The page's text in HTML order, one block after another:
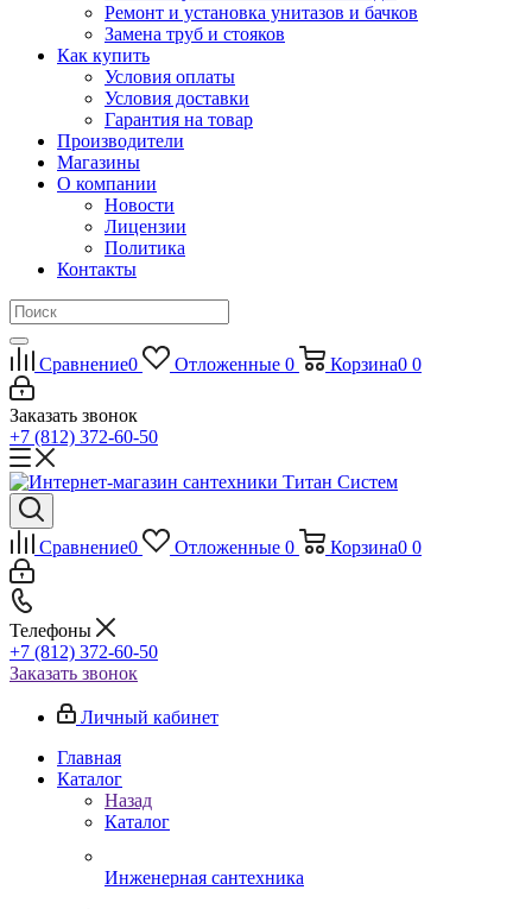
Ремонт и установка унитазов и бачков
Замена труб и стояков
Как купить
Условия оплаты
Условия доставки
Гарантия на товар
Производители
Магазины
О компании
Новости
Лицензии
Политика
Контакты
Сравнение0 Отложенные 0 Корзина0 0
Заказать звонок
+7 (812) 372-60-50
Сравнение0 Отложенные 0 Корзина0 0
Телефоны
+7 (812) 372-60-50
Заказать звонок
Личный кабинет
Главная
Каталог
Назад
Каталог
Инженерная сантехника